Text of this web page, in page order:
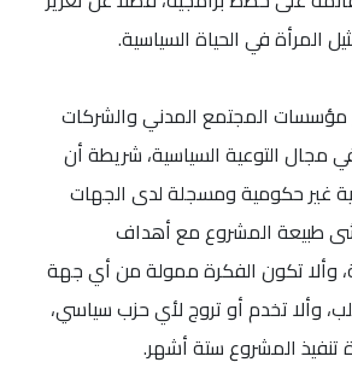
المرأة في الحياة السياسية.
المجتمع المدني والشركات
في مجال التوعية السياسية، شريطة أن
غير حكومية ومسجلة لدى الجهات
طبيعة المشروع مع أهداف
وألا تكون الفكرة ممولة من أي جهة
وألا تخدم أو تروج لأي حزب سياسي،
تنفيذ المشروع ستة أشهر.